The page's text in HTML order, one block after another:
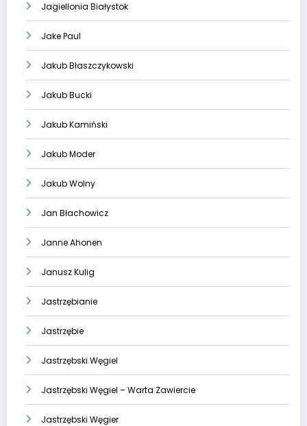
Jagiellonia Białystok
Jake Paul
Jakub Błaszczykowski
Jakub Bucki
Jakub Kamiński
Jakub Moder
Jakub Wolny
Jan Błachowicz
Janne Ahonen
Janusz Kulig
Jastrzębianie
Jastrzębie
Jastrzębski Węgiel
Jastrzębski Węgiel – Warta Zawiercie
Jastrzębski Węgier